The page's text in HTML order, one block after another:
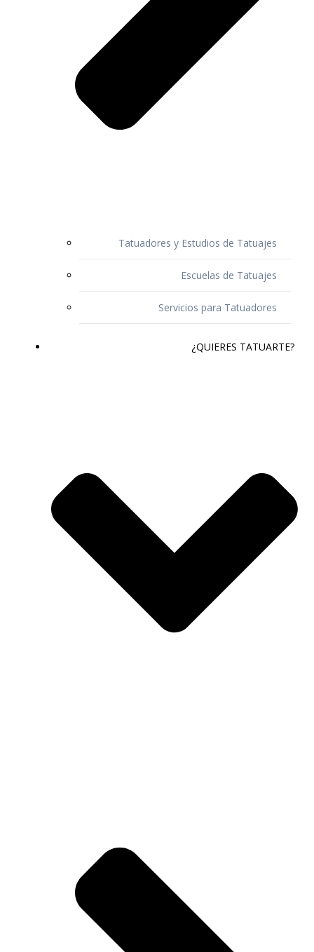
Tatuadores y Estudios de Tatuajes
Escuelas de Tatuajes
Servicios para Tatuadores
¿QUIERES TATUARTE?